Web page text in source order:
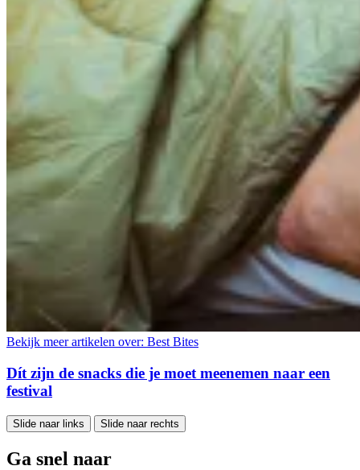
Bekijk meer artikelen over: Best Bites
Dít zijn de snacks die je moet meenemen naar een
festival
Slide naar links Slide naar rechts
Ga snel naar